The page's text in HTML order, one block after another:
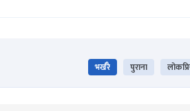
भर्खरै पुराना